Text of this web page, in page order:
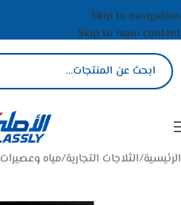
Skip to navigation
Skip to main content
الرئيسية/الثلاجات التجارية/مياه وعصيرات